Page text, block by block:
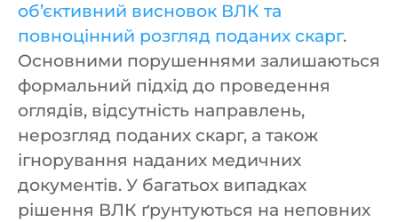
об’єктивний висновок ВЛК та
повноцінний розгляд поданих скарг.
Основними порушеннями залишаються
формальний підхід до проведення
оглядів, відсутність направлень,
нерозгляд поданих скарг, а також
ігнорування наданих медичних
документів. У багатьох випадках
рішення ВЛК ґрунтуються на неповних